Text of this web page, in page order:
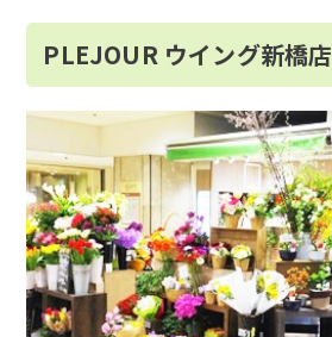
PLEJOUR ウイング新橋店